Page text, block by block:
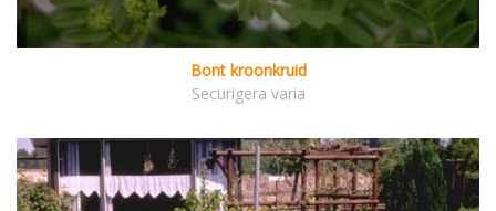
Bont kroonkruid
Securigera varia